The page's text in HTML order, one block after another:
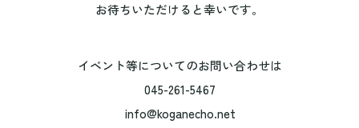
お待ちいただけると幸いです。
イベント等についてのお問い合わせは
045-261-5467
info@koganecho.net